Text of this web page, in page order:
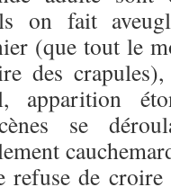
on fait
(que tout le
des
apparition
se
de croire